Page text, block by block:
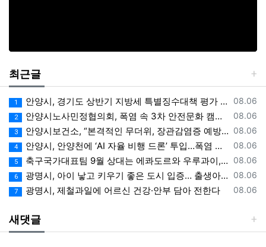
최근글
등록일
08.06
1 안양시, 경기도 상반기 지방세 특별징수대책 평가 ‘우수상’
등록일
08.06
2 안양시노사민정협의회, 폭염 속 3차 안전문화 캠페인 전개
등록일
08.06
3 안양시보건소, “본격적인 무더위, 장관감염증 예방에 각별한 주의 필요”
등록일
08.06
4 안양시, 안양천에 ‘AI 자율 비행 드론’ 투입…폭염 속 온열 질환 예방 계도
등록일
08.06
5 축구국가대표팀 9월 상대는 에콰도르와 우루과이, 9.10월 A매치 4연전 상대 모두 확정
등록일
08.06
6 광명시, 아이 낳고 키우기 좋은 도시 입증… 출생아 증가율 경기도 1위
등록일
08.06
7 광명시, 제철과일에 어르신 건강·안부 담아 전한다
새댓글